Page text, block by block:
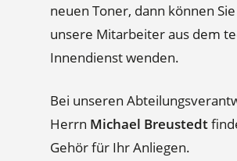
neuen Toner, dann können
unsere Mitarbeiter aus dem
Innendienst wenden.
Bei unseren
Herrn Michael Breustedt
Gehör für Ihr Anliegen.